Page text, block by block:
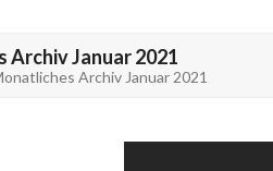
Archiv Januar 2021
Archiv Januar 2021